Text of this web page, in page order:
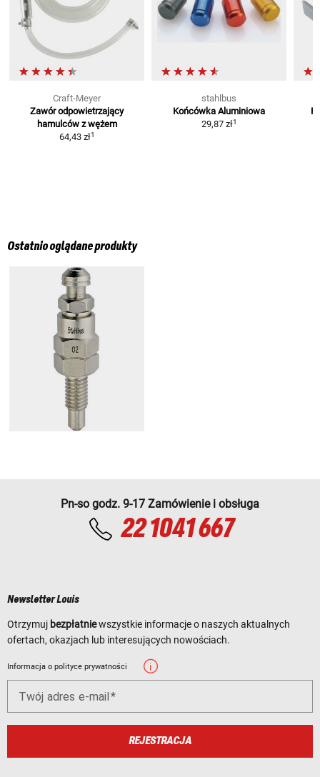
Craft-Meyer
Zawór odpowietrzający
hamulców z wężem
64,43 zł1
stahlbus
Końcówka Aluminiowa
29,87 zł1
Ostatnio oglądane produkty
Pn-so godz. 9-17 Zamówienie i obsługa
22 1041 667
Newsletter Louis
Otrzymuj bezpłatniewszystkie informacje o naszych aktualnych
ofertach, okazjach lub interesujących nowościach.
Informacja o polityce prywatności
Twój adres e-mail
REJESTRACJA